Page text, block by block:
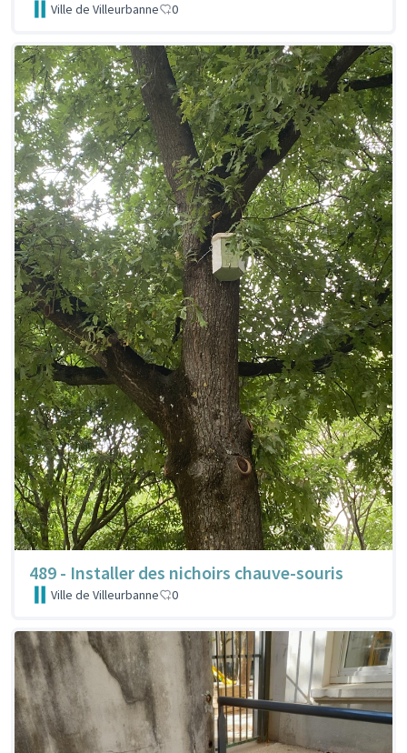
Ville de Villeurbanne 0
489 - Installer des nichoirs chauve-souris
Ville de Villeurbanne 0